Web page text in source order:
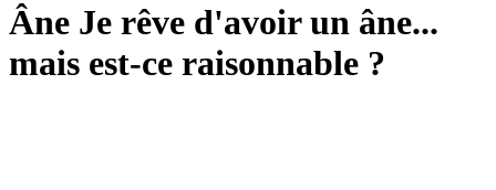
Âne Je rêve d'avoir un âne...
mais est-ce raisonnable ?